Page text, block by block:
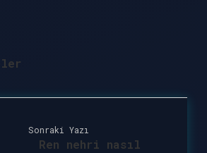
Sonraki Yazı
Ren nehri nasıl